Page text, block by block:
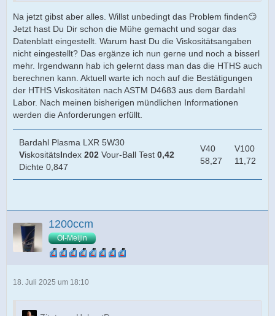
zudem setzen alle von dir genannten Herstellernormen ein
ACEA C3 low SAPS Profil voraus mit den entsprechenden
Anforderungen an die diversen Motorentests
auf ACEA Level passt deine Aussage noch
aber spätestens wenn nun die Herstellernormen dazu
kommen, wird es dünn für deine Aussage
Na jetzt gibst aber alles. Willst unbedingt das Problem finden😏
Jetzt hast Du Dir schon die Mühe gemacht und sogar das
Datenblatt eingestellt. Warum hast Du die Viskositätsangaben
nicht eingestellt? Das ergänze ich nun gerne und noch a bisserl
mehr. Irgendwann hab ich gelernt dass man das die HTHS auch
berechnen kann. Aktuell warte ich noch auf die Bestätigungen
der HTHS Viskositäten nach ASTM D4683 aus dem Bardahl
Labor. Nach meinen bisherigen mündlichen Informationen
werden die Anforderungen erfüllt.
Bardahl Plasma LXR 5W30
ViskositätsIndex 202 Vour-Ball Test 0,42
Dichte 0,847
V40
58,27
V100
11,72
1200ccm
Öl-Meijin
18. Juli 2025 um 18:10